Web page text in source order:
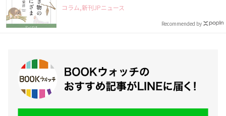
コラム,新刊JPニュース
Recommended by